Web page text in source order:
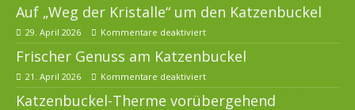
Auf „Weg der Kristalle“ um den Katzenbuckel
29. April 2026 Kommentare deaktiviert
Frischer Genuss am Katzenbuckel
21. April 2026 Kommentare deaktiviert
Katzenbuckel-Therme vorübergehend